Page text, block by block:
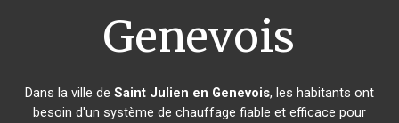
Genevois
Dans la ville de Saint Julien en Genevois, les habitants ont
besoin d'un système de chauffage fiable et efficace pour